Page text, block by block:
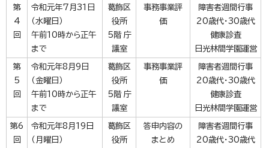
第
4
回
令和元年7月31日
（水曜日）
午前10時から正午
まで
葛飾区
役所
5階 庁
議室
事務事業評
価
障害者週間行事
20歳代・30歳代
健康診査
日光林間学園運営
第
5
回
令和元年8月9日
（金曜日）
午前10時から正午
まで
葛飾区
役所
5階 庁
議室
事務事業評
価
障害者週間行事
20歳代・30歳代
健康診査
日光林間学園運営
第6
回
令和元年8月19日
（月曜日）
葛飾区
役所
答申内容の
まとめ
障害者週間行事
20歳代・30歳代